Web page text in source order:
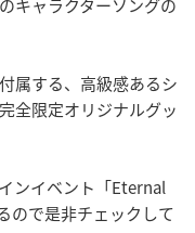
キャラクターソングの
属する、高級感あるシ
全限定オリジナルグッ
ンイベント「Eternal
ので是非チェックして